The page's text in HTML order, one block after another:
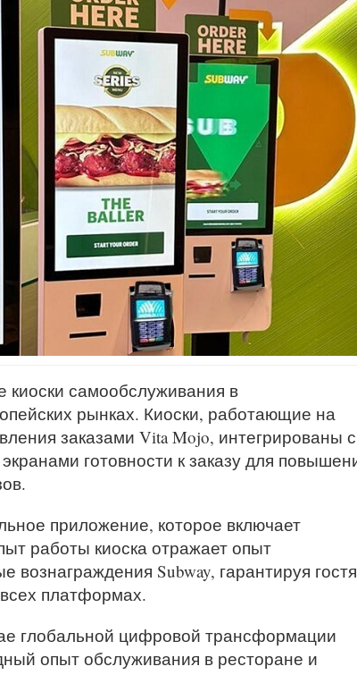
киоски самообслуживания в
рынках. Киоски, работающие на
заказами Vita Mojo, интегрированы с
готовности к заказу для
приложение, которое включает
работы киоска отражает опыт
вознаграждения Subway, гарантируя
платформах.
глобальной цифровой трансформации
опыт обслуживания в ресторане и